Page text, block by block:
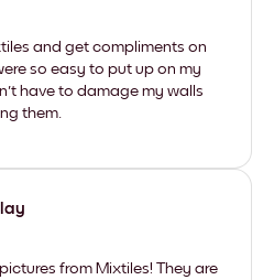
and get compliments on
so easy to put up on my
have to damage my walls
them.
from Mixtiles! They are